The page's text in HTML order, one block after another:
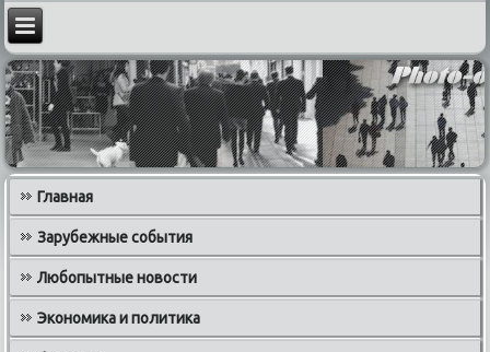
Главная
Зарубежные события
Любопытные новости
Экономика и политика